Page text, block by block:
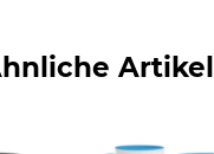
Artikel